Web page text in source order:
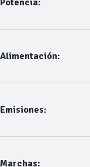
Potencia:
Alimentación:
Emisiones:
Marchas: